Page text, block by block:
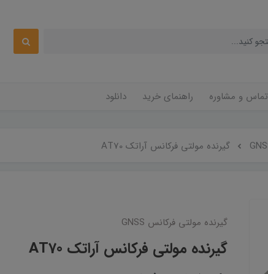
تماس و مشاوره راهنمای خرید دانلود
گیرنده مولتی فرکانس آراتک AT70
گیرنده مولتی فرکانس GNSS
گیرنده مولتی فرکانس آراتک AT70